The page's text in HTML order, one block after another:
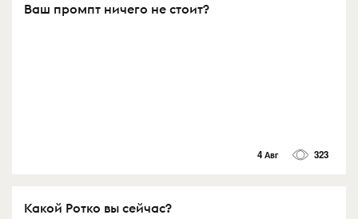
Ваш промпт ничего не стоит?
4 Авг 323
Какой Ротко вы сейчас?